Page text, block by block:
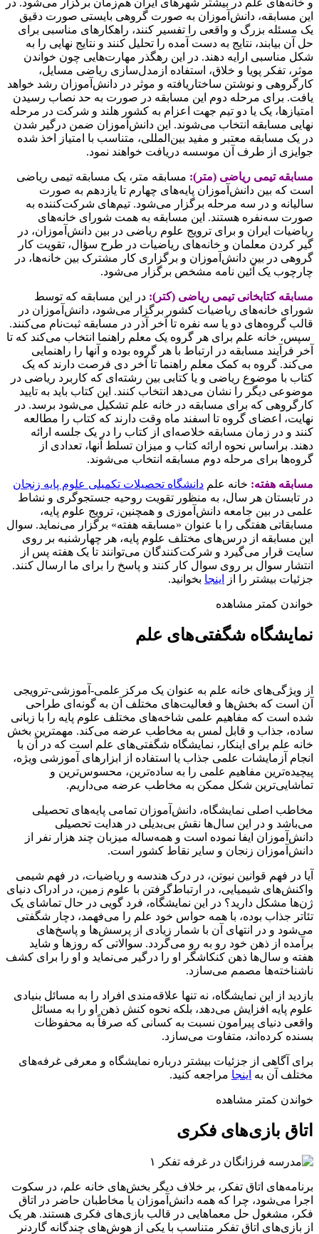
و خانه‌های علم در بیشتر شهرهای ایران هم‌زمان برگزار می‌شود. در
این مسابقه، دانش‌آموزان به صورت گروهی بایستی صورت دقیق
یک مسئله بزرگ و واقعی را تفسیر کنند، راهکارهای مناسبی برای
حل آن بیابند، نتایج به دست آمده را تحلیل کنند و نتایج نهایی را به
شکل مناسبی ارایه دهند. در این رهگذر مهارت‌هایی چون خواندن
موثر، تفکر پویا و خلاق، استفاده ازمدل‌سازی ریاضی مسایل،
کارگروهی و نوشتن ساختار‌یافته و موثر در دانش‌آموزان رشد خواهد
یافت. برای مرحله دوم این مسابقه در صورت به حد نصاب رسیدن
امتیازها، یک یا دو تیم جهت اعزام به کشور هلند و شرکت در مرحله
نهایی مسابقه انتخاب می‌شوند. این دانش‌آموزان ضمن درگیر شدن
در یک مسابقه معتبر و مفید بین‌المللی، متناسب با امتیاز اخذ شده
جوایزی از طرف آن موسسه دریافت خواهند نمود.
مسابقه تیمی ریاضی (متر): مسابقه متر، یک مسابقه تیمی ریاضی
است که بین دانش‌آموزان پایه‌های چهارم تا یازدهم به صورت
سالیانه و در سه مرحله برگزار می‌شود. تیم‌های شرکت‌کننده به
صورت سه‌نفره هستند. این مسابقه به همت شورای خانه‌های
ریاضیات ایران و برای ترویج علوم ریاضی در بین دانش‌آموزان، در
گیر کردن معلمان و خانه‌های ریاضیات در طرح سؤال، تقویت کار
گروهی در بین دانش‌آموزان و برگزاری کار مشترک بین خانه‌ها، در
چارچوب یک آئین نامه مشخص برگزار می‌شود.
مسابقه کتابخانی تیمی ریاضی (کتر): در این مسابقه که توسط
شورای خانه‌های ریاضیات کشور برگزار می‌شود، دانش‌آموزان در
قالب گروه‌های دو یا سه نفره تا آخر آذر در مسابقه ثبت‌نام می‌کنند.
سپس، خانه علم برای هر گروه یک معلم راهنما انتخاب می‌کند که تا
آخر فرآیند مسابقه در ارتباط با هر گروه بوده و آنها را راهنمایی
می‌کند. گروه به کمک معلم راهنما تا آخر دی فرصت دارند که یک
کتاب با موضوع ریاضی و یا کتابی بین رشته‌ای که کاربرد ریاضی در
موضوعی دیگر را نشان می‌دهد انتخاب کنند. این کتاب باید به تایید
کارگروهی که برای مسابقه در خانه علم تشکیل می‌شود برسد. در
نهایت، اعضای گروه تا اسفند ماه وقت دارند که کتاب را مطالعه
کنند و در زمان مسابقه خلاصه‌ای از کتاب را در یک جلسه ارائه
دهند. براساس نحوه ارائه کتاب و میزان تسلط آنها، تعدادی از
گروه‌ها برای مرحله دوم مسابقه انتخاب می‌شوند.
مسابقه هفته: خانه علم دانشگاه تحصیلات تکمیلی علوم پایه زنجان
در تابستان هر سال، به منظور تقویت روحیه جستجوگری و نشاط
علمی در بین جامعه دانش‌آموزی و همچنین، ترویج علوم پایه،
مسابقاتی هفتگی را با عنوان «مسابقه هفته» برگزار می‌نماید. سوال
این مسابقه از درس‌های مختلف علوم پایه، هر چهارشنبه بر روی
سایت قرار می‌گیرد و شرکت‌کنندگان می‌توانند تا یک هفته پس از
انتشار سوال بر روی سوال کار کنند و پاسخ را برای ما ارسال کنند.
جزئیات بیشتر را از
اینجا بخوانید.
خواندن کمتر مشاهده
نمایشگاه شگفتی‌های علم
از ویژگی‌های خانه علم به‌ عنوان یک مرکز علمی-آموزشی-ترویجی
آن است که بخش‌ها و فعالیت‌های مختلف آن به گونه‌ای طراحی
شده است که مفاهیم علمی شاخه‌های مختلف علوم پایه را با زبانی
ساده، جذاب و قابل لمس به مخاطب عرضه می‌کند. مهمترین بخش
خانه علم برای اینکار، نمایشگاه شگفتی‌های علم است که در آن با
انجام آزمایشات علمی جذاب یا استفاده از ابزارهای آموزشی ویژه،
پیچیده‌ترین مفاهیم علمی را به ساده‌ترین، محسوس‌ترین و
تماشایی‌ترین شکل ممکن به مخاطب عرضه می‌داریم.
مخاطب اصلی نمایشگاه، دانش‌آموزان تمامی پایه‌های تحصیلی
می‌باشد و در این سال‌ها نقش بی‌بدیلی در هدایت تحصیلی
دانش‌آموزان ایفا نموده است و همه‌ساله میزبان چند هزار نفر از
دانش‌آموزان زنجان و سایر نقاط کشور است.
آیا در فهم قوانین نیوتن، در درک هندسه و ریاضیات، در فهم شیمی
واکنش‌های شیمیایی، در ارتباط‌گرفتن با علوم زمین، در ادراک دنیای
ژن‌ها مشکل دارید؟ در این نمایشگاه، فرد گویی در حال تماشای یک
تئاتر جذاب بوده، با همه حواس خود علم را می‌فهمد، دچار شگفتی
می‌شود و در انتهای آن با شمار زیادی از پرسش‌ها و پاسخ‌های
برآمده از ذهن خود رو به رو می‌گردد. سوالاتی که روزها و شاید
هفته و سال‌ها ذهن کنکاشگر او را درگیر ‌می‌نماید و او را برای کشف
ناشناخته‌ها مصمم می‌سازد.
بازدید از این نمایشگاه، نه‌ تنها علاقه‌مندی افراد را به مسائل بنیادی
علوم پایه افزایش می‌دهد، بلکه نحوه کنش ذهن او را به مسائل
واقعی دنیای پیرامون نسبت به کسانی که صرفاً به محفوظات
بسنده کرده‌اند، متفاوت می‌سازد.
برای آگاهی از جزئیات بیشتر درباره نمایشگاه و معرفی غرفه‌های
مختلف آن به اینجا مراجعه کنید.
خواندن کمتر مشاهده
اتاق بازی‌های فکری
برنامه‌های اتاق تفکر، بر خلاف دیگر بخش‌های خانه علم، در سکوت
اجرا می‌شود، چرا که همه دانش‌آموزان یا مخاطبان حاضر در اتاق
فکر، مشغول حل معماهایی در قالب بازی‌های فکری هستند. هر یک
از بازی‌های اتاق تفکر متناسب با یکی از هوش‌های چندگانه گاردنر